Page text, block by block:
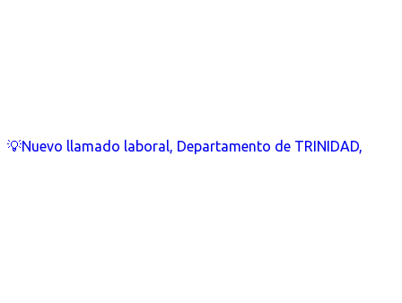
💡Nuevo llamado laboral, Departamento de TRINIDAD,